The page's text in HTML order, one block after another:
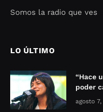
Somos la radio que ves
LO ÚLTIMO
“Hace
poder
agosto